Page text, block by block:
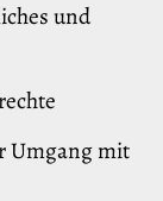
und
Umgang mit